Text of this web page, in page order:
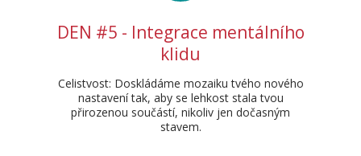
DEN #5 - Integrace mentálního
klidu
Celistvost: Doskládáme mozaiku tvého nového
nastavení tak, aby se lehkost stala tvou
přirozenou součástí, nikoliv jen dočasným
stavem.